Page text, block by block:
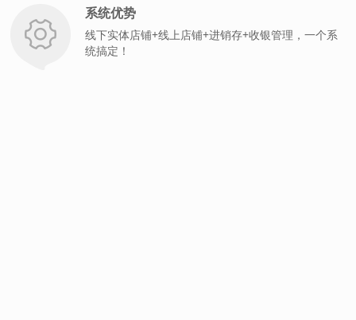
系统优势
线下实体店铺+线上店铺+进销存+收银管理，一个系
统搞定！